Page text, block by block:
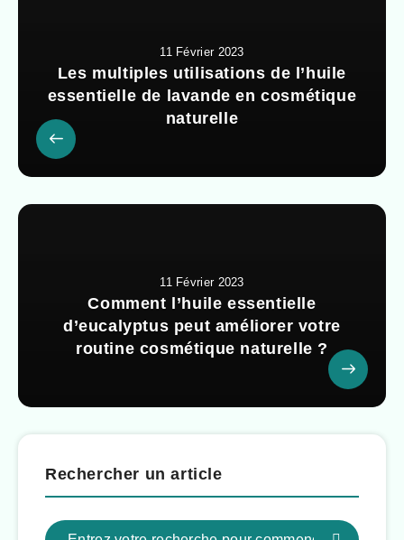
11 Février 2023
Les multiples utilisations de l’huile
essentielle de lavande en cosmétique
naturelle
11 Février 2023
Comment l’huile essentielle
d’eucalyptus peut améliorer votre
routine cosmétique naturelle ?
Rechercher un article